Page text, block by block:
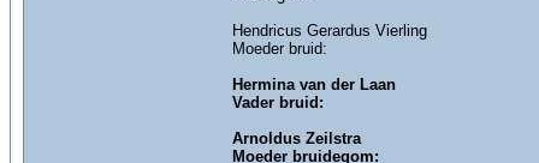
Hendricus Gerardus Vierling
Moeder bruid:
Hermina van der Laan
Vader bruid:
Arnoldus Zeilstra
Moeder bruidegom: